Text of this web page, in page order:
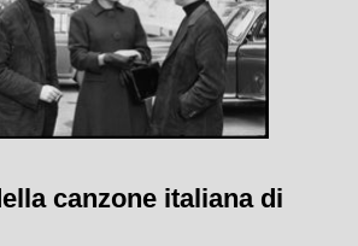
canzone italiana di